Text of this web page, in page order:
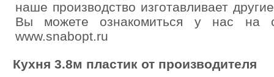
наше производство изготавливает
Вы можете ознакомиться у нас на
www.snabopt.ru
Кухня 3.8м пластик от производителя